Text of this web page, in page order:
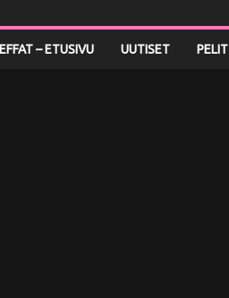
– ETUSIVU UUTISET PELIT